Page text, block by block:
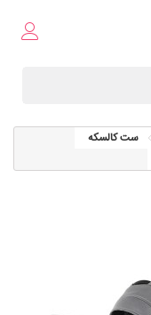
ست کالسکه